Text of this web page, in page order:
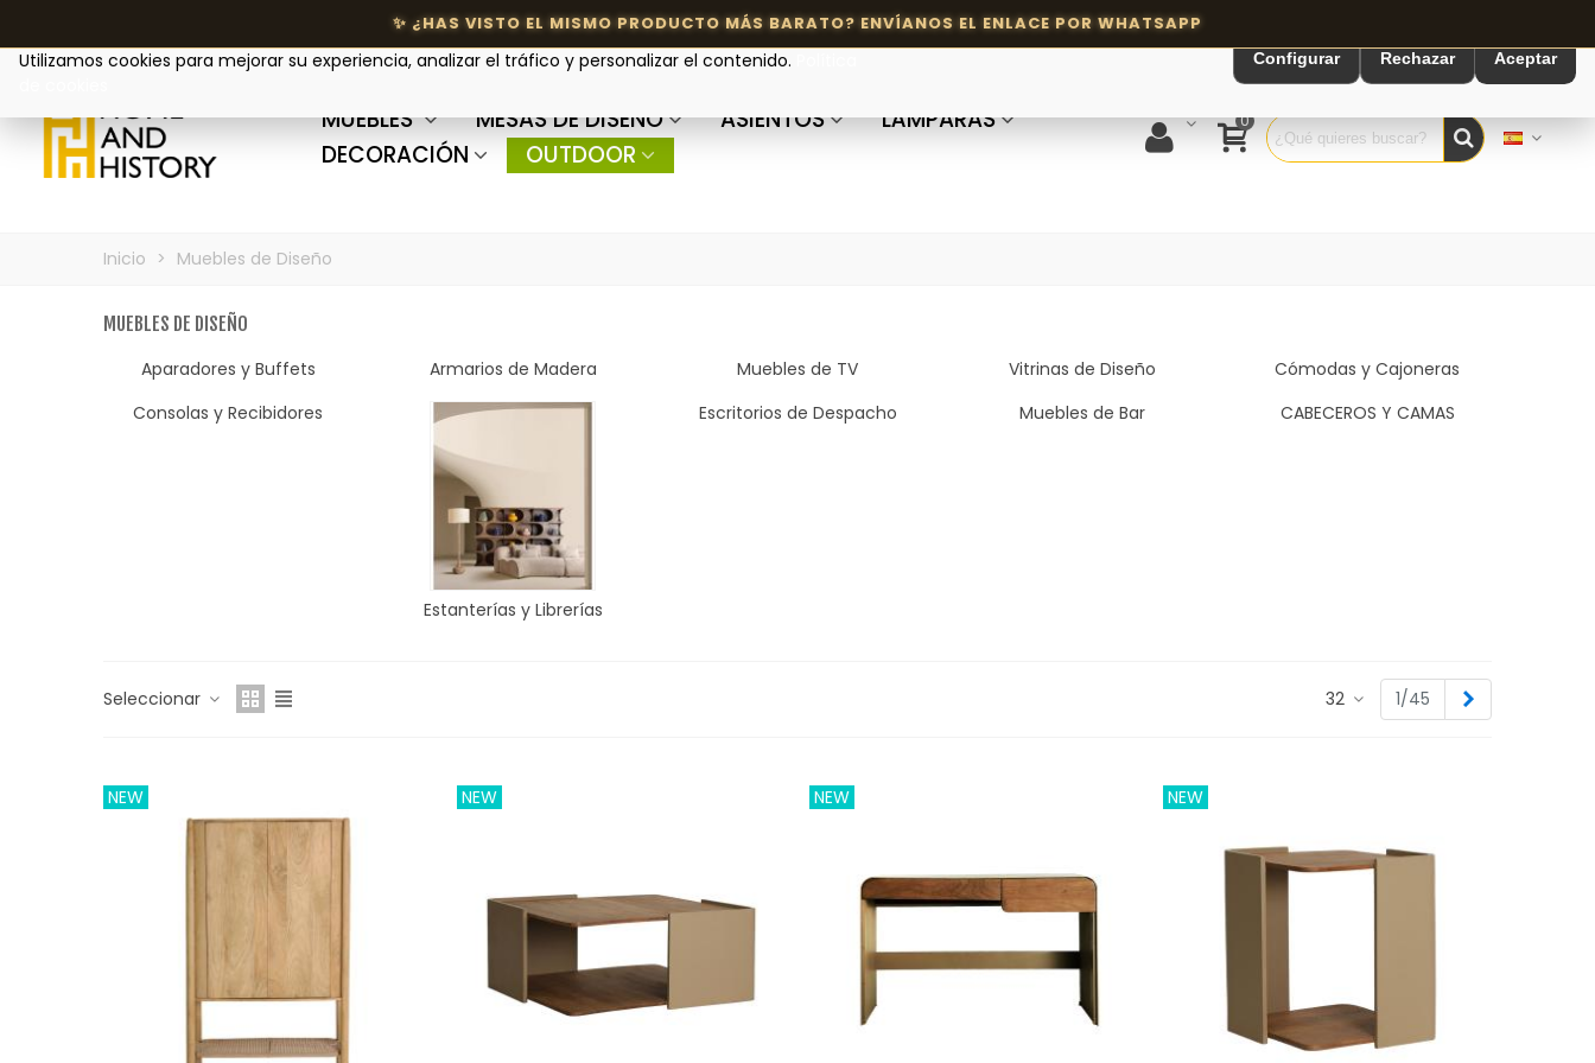
MUEBLES MESAS DE DISEÑO ASIENTOS
LÁMPARAS
DECORACIÓN
OUTDOOR
0
Inicio > Muebles de Diseño
MUEBLES DE DISEÑO
Aparadores y Buffets
Armarios de Madera Muebles de TV Vitrinas de Diseño
Cómodas y Cajoneras
Consolas y Recibidores
Estanterías y Librerías
Escritorios de Despacho Muebles de Bar CABECEROS Y CAMAS
Seleccionar 32 1/45
NEW NEW NEW NEW
Utilizamos cookies para mejorar su experiencia, analizar el tráfico y personalizar el contenido.
Configurar Rechazar Aceptar